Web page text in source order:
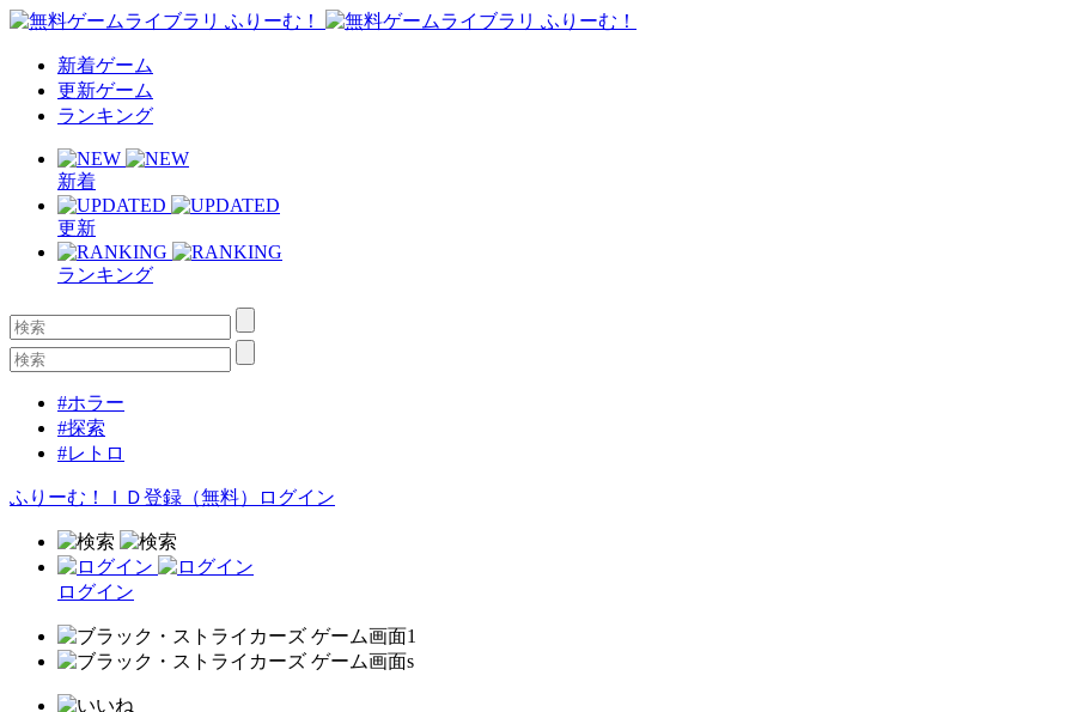
新着ゲーム
更新ゲーム
ランキング
新着
更新
ランキング
#ホラー
#探索
#レトロ
ふりーむ！ＩＤ登録（無料） ログイン
ログイン